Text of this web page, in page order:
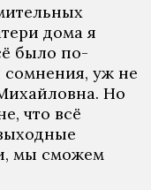
дома я
было по-
уж не
Но
что всё
и, мы сможем